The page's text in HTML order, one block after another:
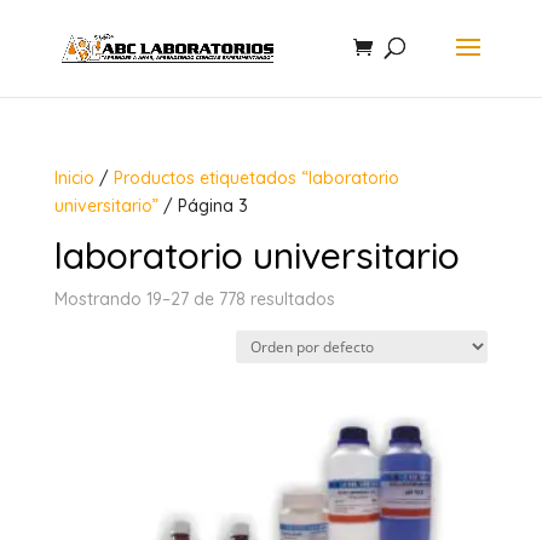
Inicio / Productos etiquetados “laboratorio
universitario”/ Página 3
laboratorio universitario
Mostrando 19–27 de 778 resultados